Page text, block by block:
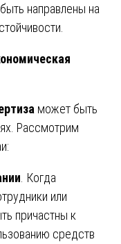
направлены на
может быть
Рассмотрим
. Когда
или
причастны к
средств